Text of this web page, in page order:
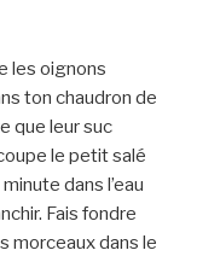
les oignons
ton chaudron de
que leur suc
le petit salé
dans l’eau
Fais fondre
morceaux dans le